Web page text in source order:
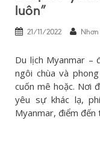
luôn”
21/11/2022 Nhơn
Du lịch Myanmar –
ngôi chùa và
cuốn mê hoặc. Nơi
yêu sự khác lạ,
Myanmar, điểm đến